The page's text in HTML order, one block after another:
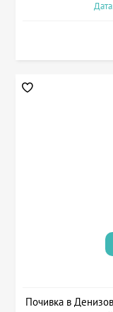
Почивка в